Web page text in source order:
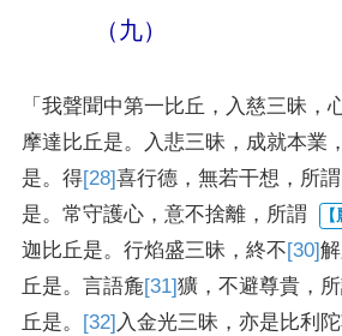
（九）
「我聲聞中第一比丘 ， 入慈三昧 ，
摩達比丘是。 入悲三昧 ， 成就本業
是。得[28]喜行德 ，無若干想 ， 所謂
是。常守護心 ，意不捨離 ， 所謂
迦比丘是。行焰盛三昧 ，終不[30]
丘是。言語麁[31]獷 ，不避尊貴 ，
丘是。 [32] 入金光三昧 ，亦是比利